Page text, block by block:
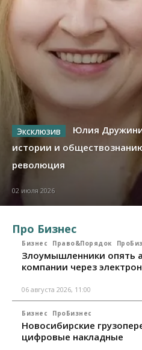
Юлия
истории и
революция
02 июля 2026
Про Бизнес
Бизнес Право&Порядок
Злоумышленники опять
компании через
06 августа 2026, 11:00
Бизнес ПроБизнес
Новосибирские
цифровые накладные